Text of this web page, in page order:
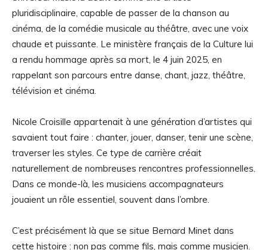
pluridisciplinaire, capable de passer de la chanson au
cinéma, de la comédie musicale au théâtre, avec une voix
chaude et puissante. Le ministère français de la Culture lui
a rendu hommage après sa mort, le 4 juin 2025, en
rappelant son parcours entre danse, chant, jazz, théâtre,
télévision et cinéma.
Nicole Croisille appartenait à une génération d’artistes qui
savaient tout faire : chanter, jouer, danser, tenir une scène,
traverser les styles. Ce type de carrière créait
naturellement de nombreuses rencontres professionnelles.
Dans ce monde-là, les musiciens accompagnateurs
jouaient un rôle essentiel, souvent dans l’ombre.
C’est précisément là que se situe Bernard Minet dans
cette histoire : non pas comme fils, mais comme musicien.